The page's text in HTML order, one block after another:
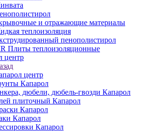
и отражающие материалы
теплоизоляция
пенополистирол
Плиты теплоизоляционные
центр
центр
Капарол
дюбели, дюбель-гвозди Капарол
плиточный Капарол
Капарол
Капарол
Капарол